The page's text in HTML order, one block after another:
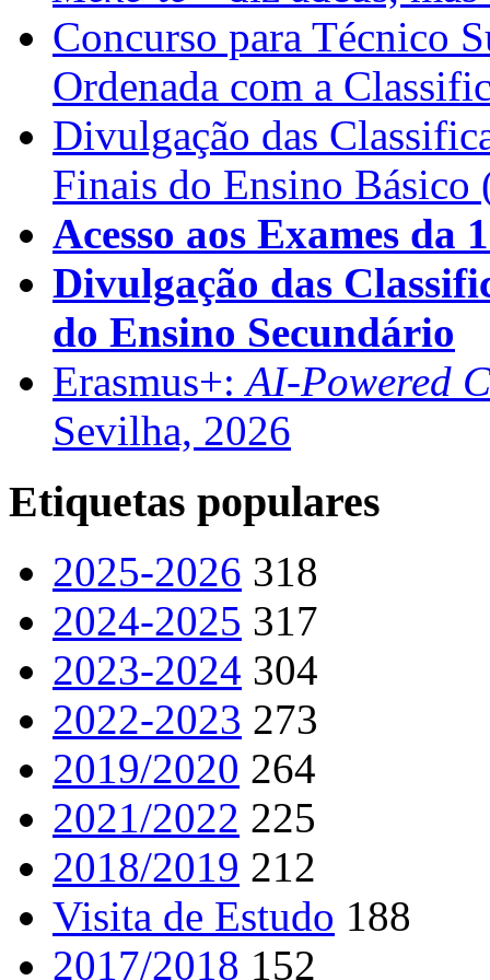
Concurso para Técnico
Ordenada com a
Divulgação das
Finais do Ensino Básico
Acesso aos Exames da
Divulgação das
do Ensino Secundário
Erasmus+:AI-Powered
Sevilha, 2026
Etiquetas populares
2025-2026 318
2024-2025 317
2023-2024 304
2022-2023 273
2019/2020 264
2021/2022 225
2018/2019 212
Visita de Estudo 188
2017/2018 152